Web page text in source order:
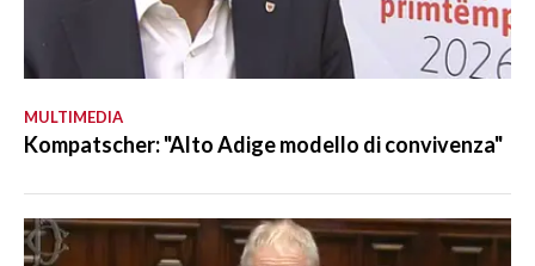
MULTIMEDIA
Kompatscher: "Alto Adige modello di convivenza"